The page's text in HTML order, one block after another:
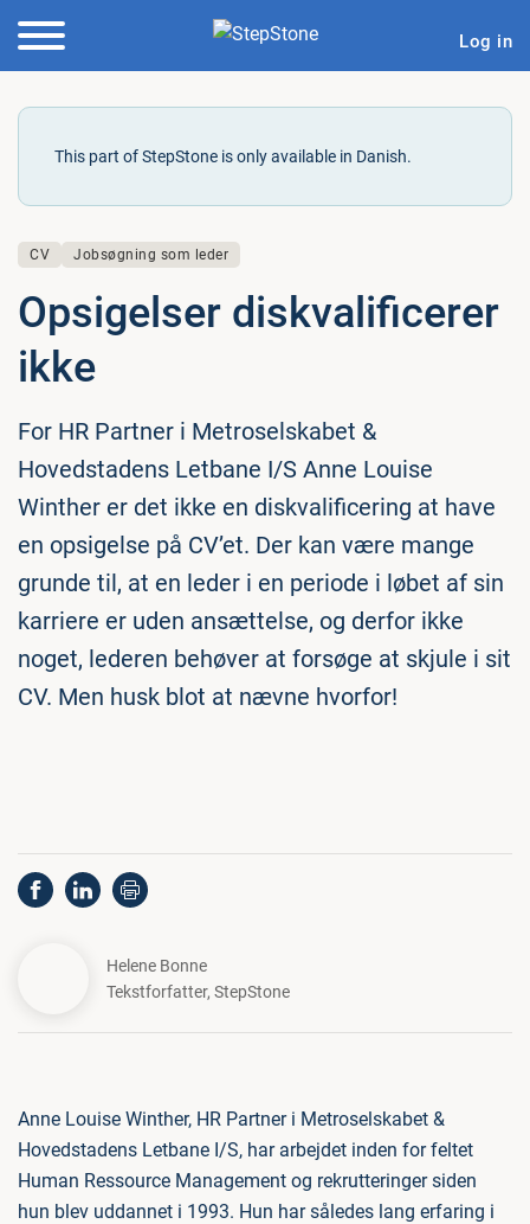
Log in
This part of StepStone is only available in Danish.
CV Jobsøgning som leder
Op­si­gel­ser diskva­li­fi­ce­rer
ikke
For HR Partner i Metroselskabet &
Hovedstadens Letbane I/S Anne Louise
Winther er det ikke en diskvalificering at have
en opsigelse på CV’et. Der kan være mange
grunde til, at en leder i en periode i løbet af sin
karriere er uden ansættelse, og derfor ikke
noget, lederen behøver at forsøge at skjule i sit
CV. Men husk blot at nævne hvorfor!
Helene Bonne
Tekstforfatter, StepStone
Anne Louise Winther, HR Partner i Metroselskabet &
Hovedstadens Letbane I/S, har arbejdet inden for feltet
Human Ressource Management og rekrutteringer siden
hun blev uddannet i 1993. Hun har således lang erfaring i